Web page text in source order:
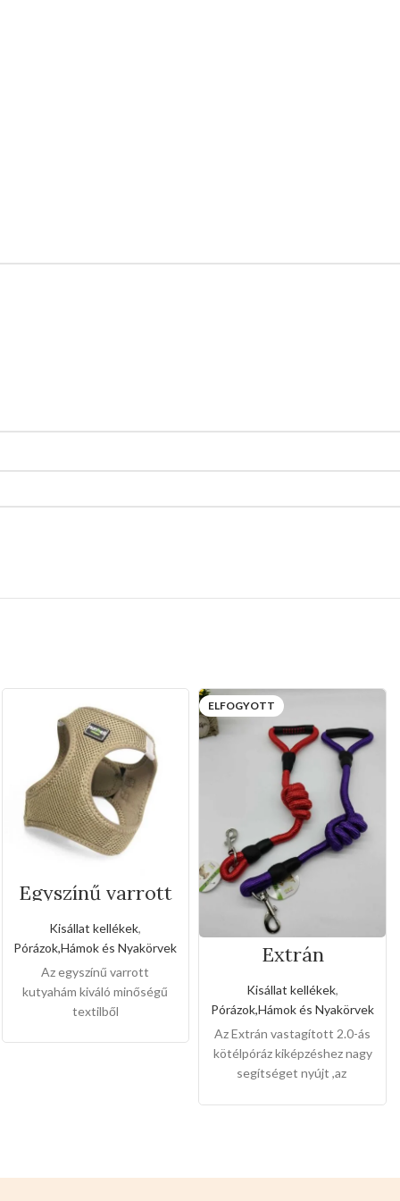
Egyszínű varrott
kutyahám(Közepe
s méret)
Kisállat kellékek,
Pórázok,Hámok és Nyakörvek
Az egyszínű varrott
kutyahám kiváló minőségű
textilből
ELFOGYOTT
Extrán
kötélpóráz
Kisállat kellékek,
Pórázok,Hámok és Nyakörvek
Az Extrán vastagított 2.0-ás
kötélpóráz kiképzéshez nagy
segítséget nyújt ,az